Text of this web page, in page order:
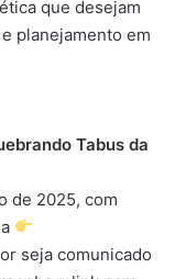
que desejam
planejamento em
Tabus da
de 2025, com
seja comunicado